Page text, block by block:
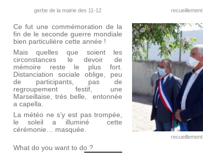
gerbe de la mairie des 11-12 recueillement
Ce fut une commémoration de la
fin de le seconde guerre mondiale
bien particulière cette année !
Mais quelles que soient les
circonstances le devoir de
mémoire reste le plus fort.
Distanciation sociale oblige, peu
de participants, pas de
regroupement festif, une
Marseillaise, très belle, entonnée
a capella.
La météo ne s’y est pas trompée,
le soleil a illuminé cette
cérémonie… masquée.
What do you want to do ?
recueillement